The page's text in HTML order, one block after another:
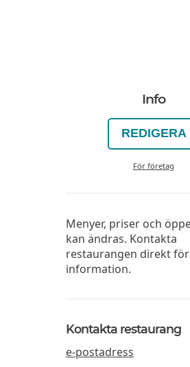
Info
REDIGERA
För företag
Menyer, priser och
kan ändras. Kontakta
restaurangen direkt
information.
Kontakta restaurang
e-postadress